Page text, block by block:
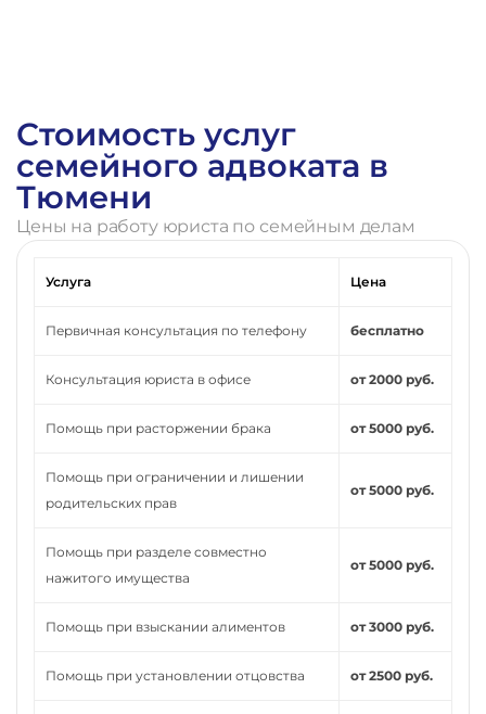
Стоимость услуг
семейного адвоката в
Тюмени
Цены на работу юриста по семейным делам
Услуга Цена
Первичная консультация по телефону бесплатно
Консультация юриста в офисе от 2000 руб.
Помощь при расторжении брака от 5000 руб.
Помощь при ограничении и лишении
родительских прав
от 5000 руб.
Помощь при разделе совместно
нажитого имущества
от 5000 руб.
Помощь при взыскании алиментов от 3000 руб.
Помощь при установлении отцовства от 2500 руб.